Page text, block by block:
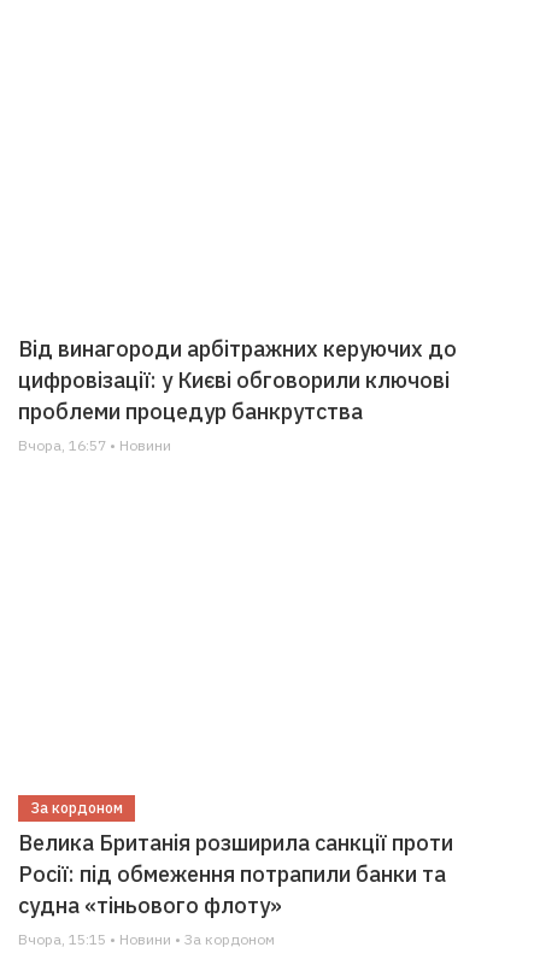
Від винагороди арбітражних керуючих до
цифровізації: у Києві обговорили ключові
проблеми процедур банкрутства
Вчора, 16:57 • Новини
За кордоном
Велика Британія розширила санкції проти
Росії: під обмеження потрапили банки та
судна «тіньового флоту»
Вчора, 15:15 • Новини • За кордоном